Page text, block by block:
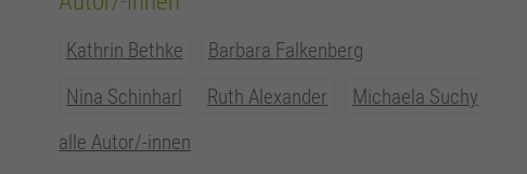
Kathrin Bethke
Barbara Falkenberg
Nina Schinharl
Ruth Alexander
Michaela Suchy
alle Autor/-innen